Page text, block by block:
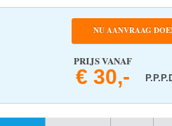
NU AANVRAAG
PRIJS VANAF
€ 30,-